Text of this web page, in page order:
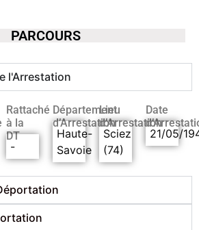
PARCOURS
l'Arrestation
Rattaché
à la
DT
-
Département
d’Arrestation
Haute-
Savoie
Lieu
d’Arrestation
Sciez
(74)
Date
21/05/